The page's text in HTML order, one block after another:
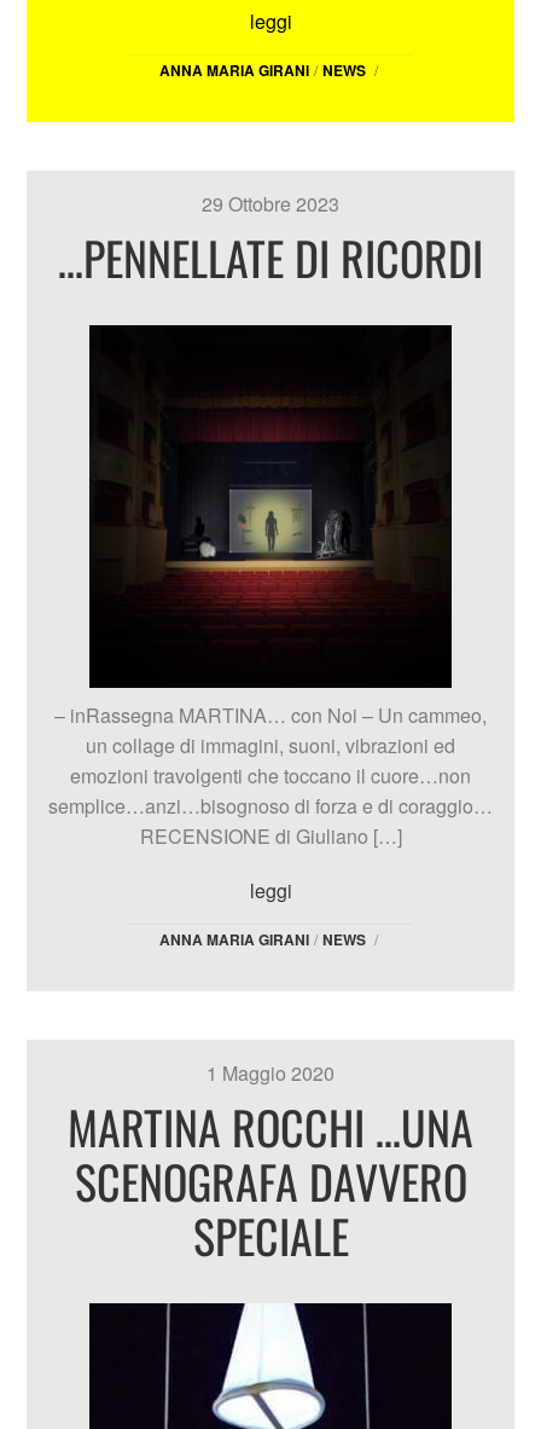
leggi
ANNA MARIA GIRANI / NEWS /
29 Ottobre 2023
…PENNELLATE DI RICORDI
– inRassegna MARTINA… con Noi – Un cammeo,
un collage di immagini, suoni, vibrazioni ed
emozioni travolgenti che toccano il cuore…non
semplice…anzi…bisognoso di forza e di coraggio…
RECENSIONE di Giuliano […]
leggi
ANNA MARIA GIRANI / NEWS /
1 Maggio 2020
MARTINA ROCCHI …UNA
SCENOGRAFA DAVVERO
SPECIALE